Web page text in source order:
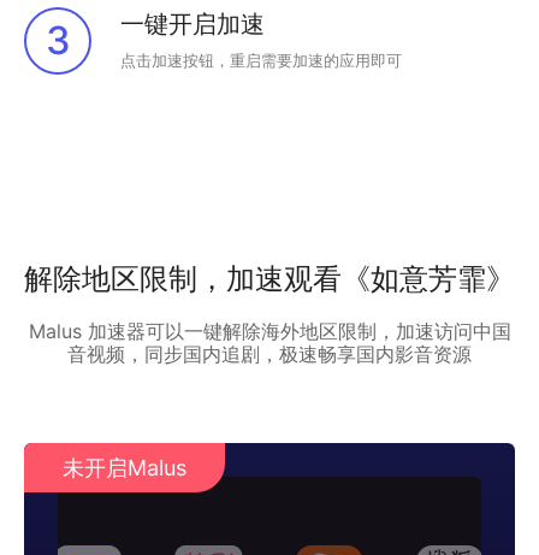
3 一键开启加速
点击加速按钮，重启需要加速的应用即可
解除地区限制，加速观看《如意芳霏》
Malus 加速器可以一键解除海外地区限制，加速访问中国
音视频，同步国内追剧，极速畅享国内影音资源
未开启Malus